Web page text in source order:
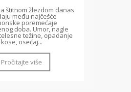
štitnom žlezdom danas
među najčešće
poremećaje
doba. Umor, nagle
težine, opadanje
kose, osećaj...
Pročitajte više